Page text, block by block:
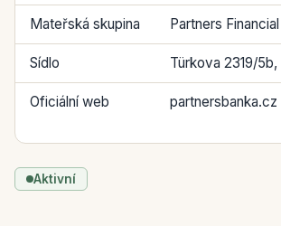
Mateřská skupina Partners
Sídlo Türkova 2319/5b,
Oficiální web partnersbanka.cz
Aktivní